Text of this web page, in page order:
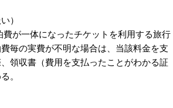
）
費が一体になったチケットを利用する旅行
毎の実費が不明な場合は、当該料金を支
領収書（費用を支払ったことがわかる証
。